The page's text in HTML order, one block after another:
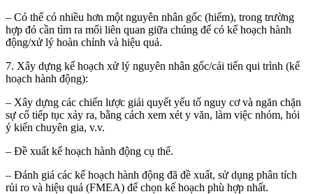
– Có thể có nhiều hơn một nguyên nhân gốc (hiếm), trong trường
hợp đó cần tìm ra mối liên quan giữa chúng để có kế hoạch hành
động/xử lý hoàn chỉnh và hiệu quả.
7. Xây dựng kế hoạch xử lý nguyên nhân gốc/cải tiến qui trình (kế
hoạch hành động):
– Xây dựng các chiến lược giải quyết yếu tố nguy cơ và ngăn chặn
sự cố tiếp tục xảy ra, bằng cách xem xét y văn, làm việc nhóm, hỏi
ý kiến chuyên gia, v.v.
– Đề xuất kế hoạch hành động cụ thể.
– Đánh giá các kế hoạch hành động đã đề xuất, sử dụng phân tích
rủi ro và hiệu quả (FMEA) để chọn kế hoạch phù hợp nhất.